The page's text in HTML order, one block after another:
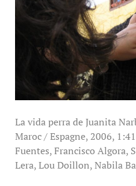
La vida perra de Juanita
Maroc / Espagne, 2006,
Fuentes, Francisco Algora,
Lera, Lou Doillon, Nabila